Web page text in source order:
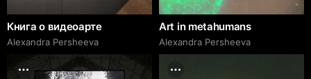
Книга о видеоарте
Alexandra Persheeva
Art in metahumans
Alexandra Persheeva